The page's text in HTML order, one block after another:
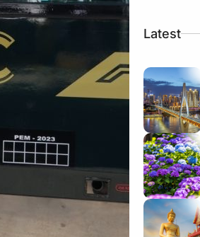
Latest